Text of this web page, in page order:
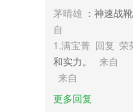
4,实用性很强的服务平
5,器件属性自由设置,完整
6,是不是翻开书就想睡
识点讲解，让你在排队
茅晴雄 ：神速战
自
1.满宝菁 回复 荣
和实力。
来自
来自
更多回复